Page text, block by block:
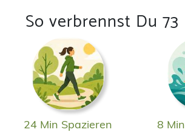
So verbrennst Du
24 Min Spazieren 8